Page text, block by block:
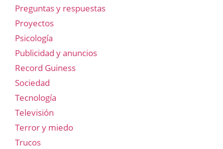
Preguntas y respuestas
Proyectos
Psicología
Publicidad y anuncios
Record Guiness
Sociedad
Tecnología
Televisión
Terror y miedo
Trucos